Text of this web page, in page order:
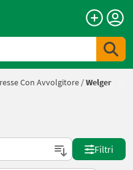
Con Avvolgitore /Welger
Filtri